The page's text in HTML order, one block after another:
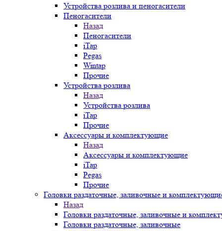
Устройства розлива и пеногасители
Пеногасители
Назад
Пеногасители
iTap
Pegas
Wintap
Прочие
Устройства розлива
Назад
Устройства розлива
iTap
Прочие
Аксессуары и комплектующие
Назад
Аксессуары и комплектующие
iTap
Pegas
Прочие
Головки раздаточные, заливочные и
Назад
Головки раздаточные, заливочные и
Головки раздаточные, заливочные